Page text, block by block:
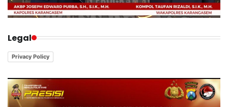
Legal
Privacy Policy